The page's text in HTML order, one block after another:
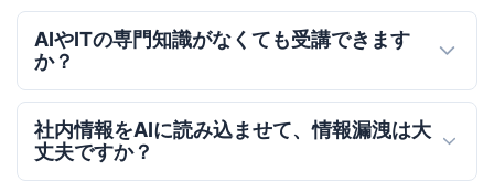
AIやITの専門知識がなくても受講できます
か？
社内情報をAIに読み込ませて、情報漏洩は大
丈夫ですか？